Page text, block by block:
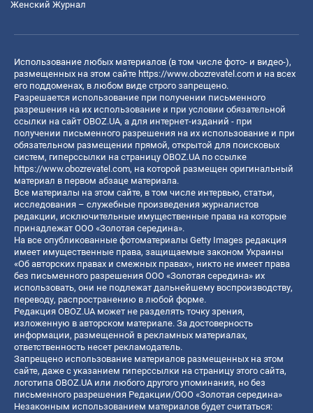
Женский Журнал
Использование любых материалов (в том числе фото- и видео-),
размещенных на этом сайте https://www.obozrevatel.com и на всех
его поддоменах, в любом виде строго запрещено.
Разрешается использование при получении письменного
разрешения на их использование и при условии обязательной
ссылки на сайт OBOZ.UA, а для интернет-изданий - при
получении письменного разрешения на их использование и при
обязательном размещении прямой, открытой для поисковых
систем, гиперссылки на страницу OBOZ.UA по ссылке
https://www.obozrevatel.com, на которой размещен оригинальный
материал в первом абзаце материала.
Все материалы на этом сайте, в том числе интервью, статьи,
исследования – служебные произведения журналистов
редакции, исключительные имущественные права на которые
принадлежат ООО «Золотая середина».
На все опубликованные фотоматериалы Getty Images редакция
имеет имущественные права, защищаемые законом Украины
«Об авторских правах и смежных правах», никто не имеет права
без письменного разрешения ООО «Золотая середина» их
использовать, они не подлежат дальнейшему воспроизводству,
переводу, распространению в любой форме.
Редакция OBOZ.UA может не разделять точку зрения,
изложенную в авторском материале. За достоверность
информации, размещенной в рекламных материалах,
ответственность несет рекламодатель.
Запрещено использование материалов размещенных на этом
сайте, даже с указанием гиперссылки на страницу этого сайта,
логотипа OBOZ.UA или любого другого упоминания, но без
письменного разрешения Редакции/ООО «Золотая середина»
Незаконным использованием материалов будет считаться: